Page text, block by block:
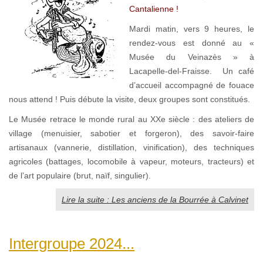
Cantalienne !
Mardi matin, vers 9 heures, le
rendez-vous est donné au «
Musée du Veinazès » à
Lacapelle-del-Fraisse. Un café
d’accueil accompagné de fouace
nous attend ! Puis débute la visite, deux groupes sont constitués.
Le Musée retrace le monde rural au XXe siècle : des ateliers de
village (menuisier, sabotier et forgeron), des savoir-faire
artisanaux (vannerie, distillation, vinification), des techniques
agricoles (battages, locomobile à vapeur, moteurs, tracteurs) et
de l’art populaire (brut, naïf, singulier).
Lire la suite : Les anciens de la Bourrée à Calvinet
Intergroupe 2024...